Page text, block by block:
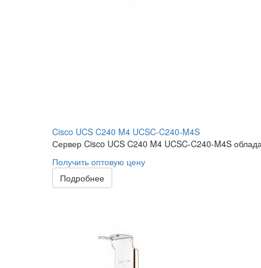
Cisco UCS C240 M4 UCSC-C240-M4S
Сервер Cisco UCS C240 M4 UCSC-C240-M4S
Получить оптовую цену
Подробнее